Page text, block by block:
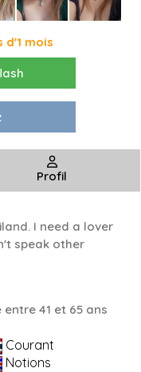
d'1 mois
Profil
I need a lover
speak other
41 et 65 ans
Courant
Notions